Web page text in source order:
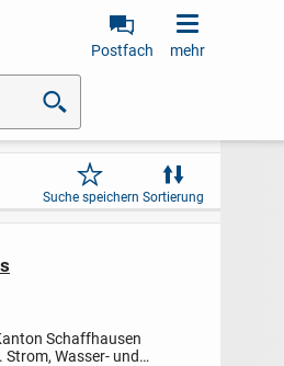
Postfach mehr
Suche speichern Sortierung
Schaffhausen
Wasser- und